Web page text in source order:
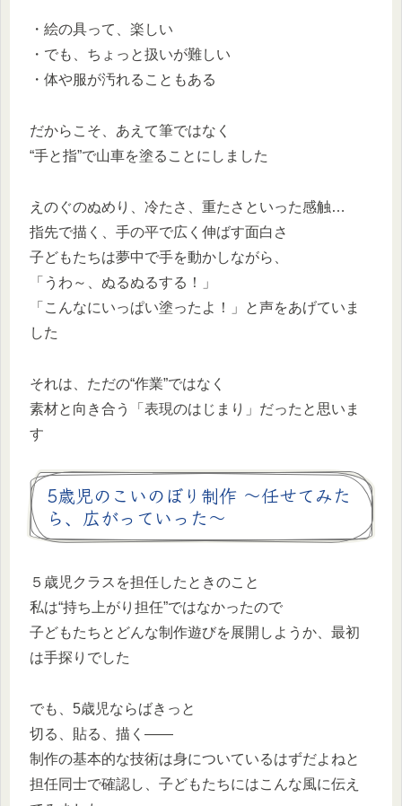
・絵の具って、楽しい
・でも、ちょっと扱いが難しい
・体や服が汚れることもある
だからこそ、あえて筆ではなく
“手と指”で山車を塗ることにしました
えのぐのぬめり、冷たさ、重たさといった感触…
指先で描く、手の平で広く伸ばす面白さ
子どもたちは夢中で手を動かしながら、
「うわ～、ぬるぬるする！」
「こんなにいっぱい塗ったよ！」と声をあげていま
した
それは、ただの“作業”ではなく
素材と向き合う「表現のはじまり」だったと思いま
す
5歳児のこいのぼり制作 〜任せてみた
ら、広がっていった〜
５歳児クラスを担任したときのこと
私は“持ち上がり担任”ではなかったので
子どもたちとどんな制作遊びを展開しようか、最初
は手探りでした
でも、5歳児ならばきっと
切る、貼る、描く――
制作の基本的な技術は身についているはずだよねと
担任同士で確認し、子どもたちにはこんな風に伝え